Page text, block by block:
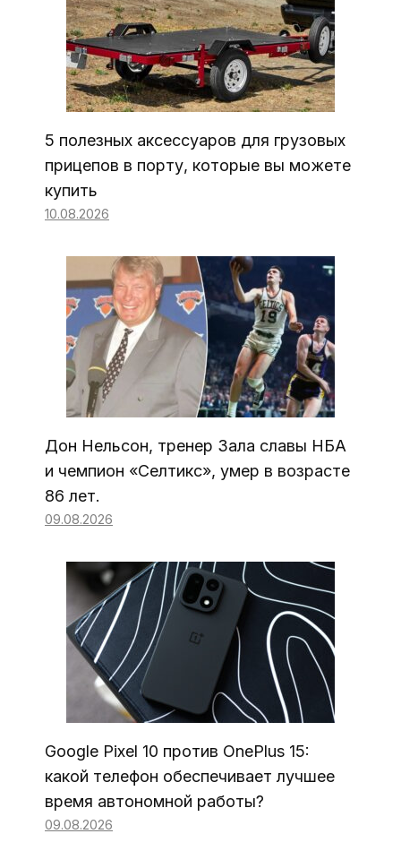
5 полезных аксессуаров для грузовых
прицепов в порту, которые вы можете
купить
10.08.2026
Дон Нельсон, тренер Зала славы НБА
и чемпион «Селтикс», умер в возрасте
86 лет.
09.08.2026
Google Pixel 10 против OnePlus 15:
какой телефон обеспечивает лучшее
время автономной работы?
09.08.2026